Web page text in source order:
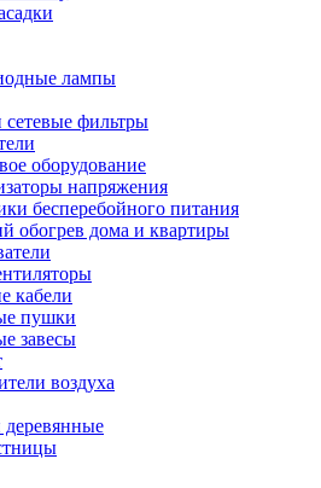
лампы
фильтры
оборудование
напряжения
бесперебойного питания
обогрев дома и квартиры
кабели
пушки
завесы
воздуха